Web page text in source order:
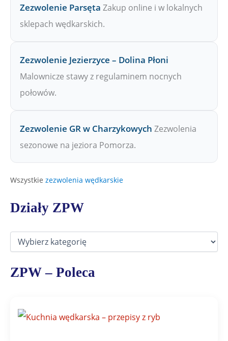
Zezwolenie Parsęta Zakup online i w lokalnych
sklepach wędkarskich.
Zezwolenie Jezierzyce – Dolina Płoni
Malownicze stawy z regulaminem nocnych
połowów.
Zezwolenie GR w Charzykowych Zezwolenia
sezonowe na jeziora Pomorza.
Wszystkie zezwolenia wędkarskie
Działy ZPW
D
a
łZPW – Poleca